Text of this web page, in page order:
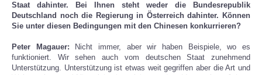
Staat dahinter. Bei Ihnen steht weder die Bundesrepublik
Deutschland noch die Regierung in Österreich dahinter. Können
Sie unter diesen Bedingungen mit den Chinesen konkurrieren?
Peter Magauer: Nicht immer, aber wir haben Beispiele, wo es
funktioniert. Wir sehen auch vom deutschen Staat zunehmend
Unterstützung. Unterstützung ist etwas weit gegriffen aber die Art und